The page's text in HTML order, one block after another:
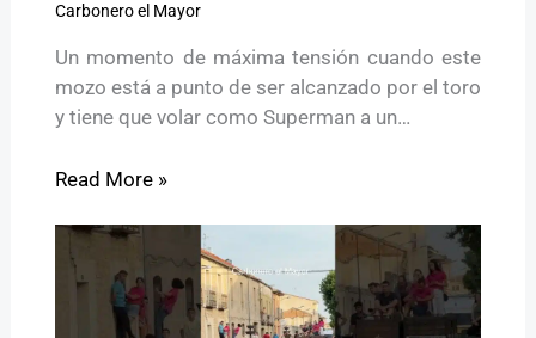
Carbonero el Mayor
Un momento de máxima tensión cuando este
mozo está a punto de ser alcanzado por el toro
y tiene que volar como Superman a un…
Read More »